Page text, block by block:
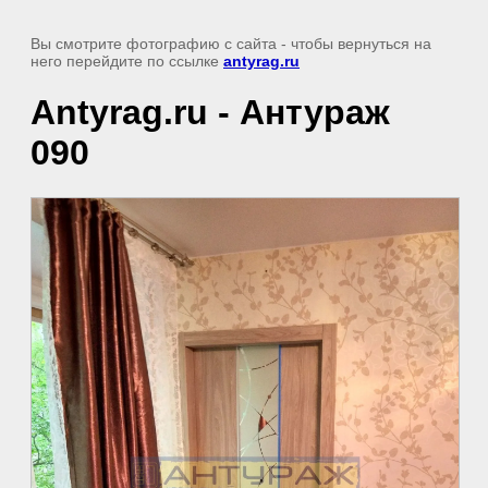
Вы смотрите фотографию с сайта - чтобы вернуться на
него перейдите по ссылке antyrag.ru
Antyrag.ru - Антураж
090